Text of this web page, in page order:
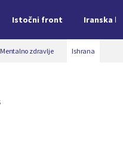
Istočni front Iranska
Mentalno zdravlje Ishrana